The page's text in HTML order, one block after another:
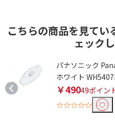
こちらの商品を見てい
ェック
パナソニック
ホワイト
￥49049ポイン
☆☆☆☆☆